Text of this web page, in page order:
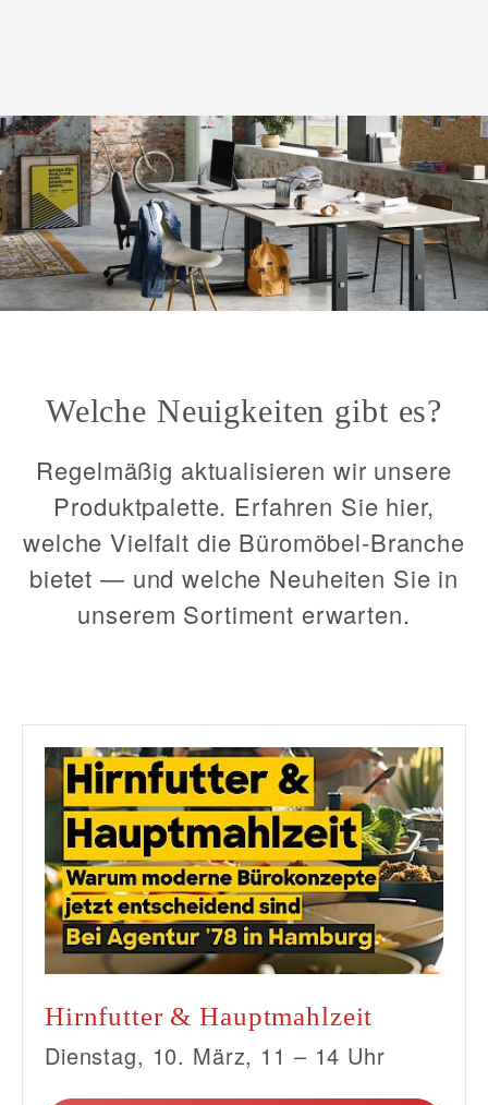
Welche Neuigkeiten gibt es?
Regelmäßig aktualisieren wir unsere
Produktpalette. Erfahren Sie hier,
welche Vielfalt die Büromöbel-Branche
bietet — und welche Neuheiten Sie in
unserem Sortiment erwarten.
Hirnfutter & Hauptmahlzeit
Dienstag, 10. März, 11 – 14 Uhr